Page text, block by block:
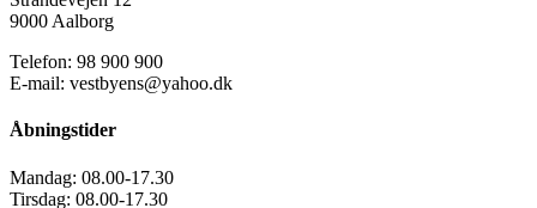
9000 Aalborg
Telefon: 98 900 900
E-mail: vestbyens@yahoo.dk
Åbningstider
Mandag: 08.00-17.30
Tirsdag: 08.00-17.30